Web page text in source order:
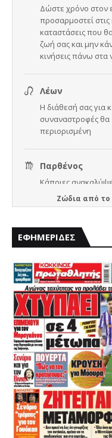
Ζώδια από το
ΕΦΗΜΕΡΙΔΕΣ